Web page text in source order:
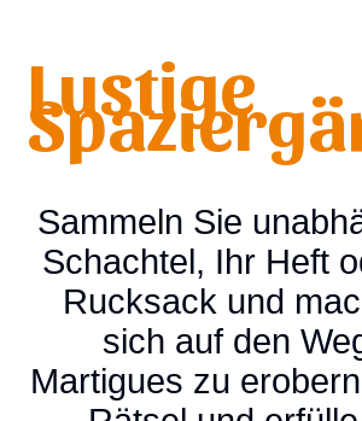
Lustige
Sammeln Sie
Schachtel, Ihr Heft
Rucksack und
sich auf den
Martigues zu